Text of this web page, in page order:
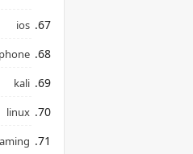
ios
kali
linux